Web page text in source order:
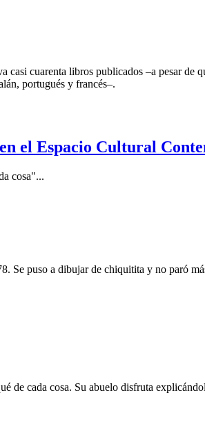
cuarenta libros publicados –a pesar
portugués y francés–.
el Espacio Cultural
cosa"...
Se puso a dibujar de chiquitita y no paró
de cada cosa. Su abuelo disfruta